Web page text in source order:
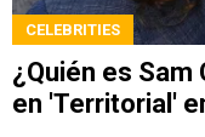
CELEBRITIES
¿Quién es
en 'Territorial'